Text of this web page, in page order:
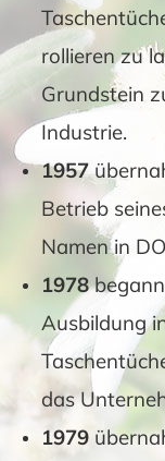
rollieren zu
Grundstein
Industrie.
1957
Betrieb
Namen in
1978
Ausbildung
das
1979